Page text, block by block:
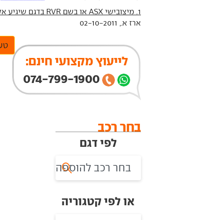
1. מיצובישי ASX או בשם RVR בדגם שיגיע אלינו
ארז א., 02-10-2011
לייעוץ מקצועי חינם:
בחר רכב
לפי דגם
או לפי קטגוריה